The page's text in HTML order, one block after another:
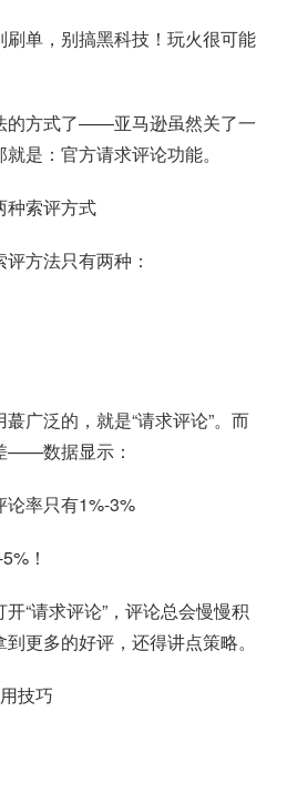
单，别搞黑科技！玩火很可能
的方式了——亚马逊虽然关了一
是：官方请求评论功能。
种索评方式
方法只有两种：
广泛的，就是“请求评论”。而
——数据显示：
论率只有1%-3%
！
“请求评论”，评论总会慢慢积
更多的好评，还得讲点策略。
技巧